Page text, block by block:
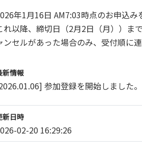
年1月16日 AM7:03時点のお申込
れ以降、締切日（2月2日（月））ま
ンセルがあった場合のみ、受付順に
新情報
参加登録を開始しました。
新日時
02-20 16:29:26